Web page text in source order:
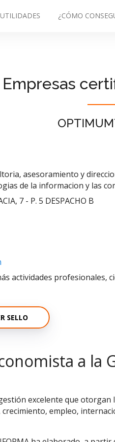
UTILIDADES ¿CÓMO
Empresas
asesoramiento y
de la informacion y las
7 - P. 5 DESPACHO B
actividades profesionales,
SELLO
a la
excelente que
empleo,